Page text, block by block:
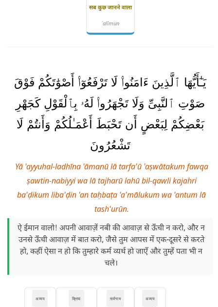
सब कुछ जानने वाला
ʿalīmun
يَـٰٓأَيُّهَا ٱلَّذِينَ ءَامَنُوا۟ لَا تَرْفَعُوٓا۟ أَصْوَٰتَكُمْ فَوْقَ
صَوْتِ ٱلنَّبِىِّ وَلَا تَجْهَرُوا۟ لَهُۥ بِٱلْقَوْلِ كَجَهْرِ
بَعْضِكُمْ لِبَعْضٍ أَن تَحْبَطَ أَعْمَـٰلُكُمْ وَأَنتُمْ لَا
تَشْعُرُونَ
Yā 'ayyuhal-ladhīna 'āmanū lā tarfa'ū 'aṣwātakum fawqa
ṣawtin-nabiyyi wa lā tajharū lahū bil-qawli kajahri
ba'ḍikum liba'ḍin 'an taḥbaṭa 'a'mālukum wa 'antum lā
tash'urūn.
ऐ ईमान वालो! अपनी आवाज़ें नबी की आवाज़ से ऊँची न करो, और न
उनसे ऊँची आवाज़ में बात करो, जैसे तुम आपस में एक-दूसरे से करते
हो, कहीं ऐसा न हो कि तुम्हारे कर्म व्यर्थ हो जाएँ और तुम्हें पता भी न
चले।
अव्यय
सर्वनाम
क्रिया
अव्यय